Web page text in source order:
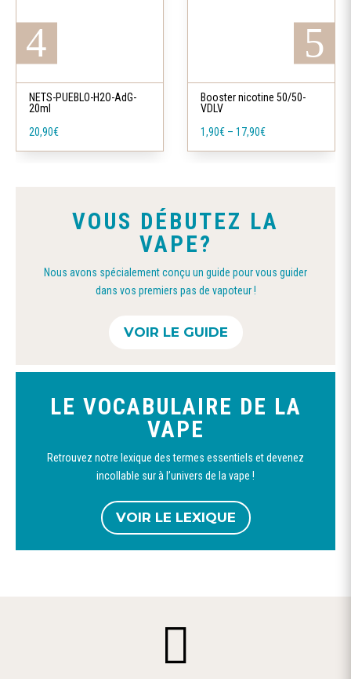
NETS-PUEBLO-H2O-AdG-
20ml
20,90€
plusieurs
variations.
être
choisies
la
produit
Booster nicotine 50/50-
VDLV
1,90€ – 17,90€
peuvent
être
choisies
sur
produit
VOUS DÉBUTEZ LA
VAPE?
Nous avons spécialement conçu un guide pour vous guider
dans vos premiers pas de vapoteur !
VOIR LE GUIDE
LE VOCABULAIRE DE LA
VAPE
Retrouvez notre lexique des termes essentiels et devenez
incollable sur à l’univers de la vape !
VOIR LE LEXIQUE
